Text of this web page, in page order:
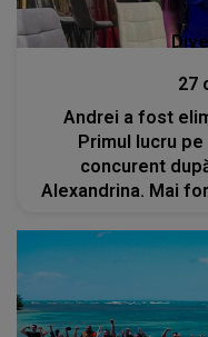
27
Andrei a fost
Primul lucru
concurent
Alexandrina. Mai
fără să stai să